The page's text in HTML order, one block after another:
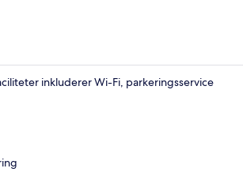
inkluderer Wi-Fi, parkeringsservice